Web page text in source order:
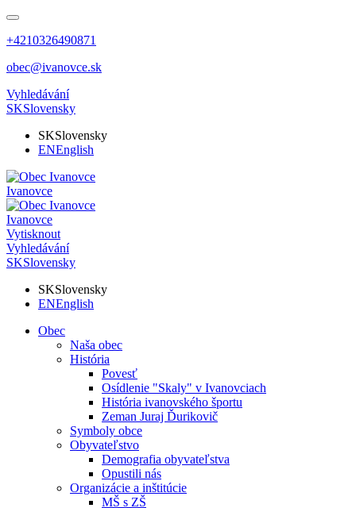
+4210326490871
obec@ivanovce.sk
Vyhledávání
SKSlovensky
SKSlovensky
ENEnglish
Ivanovce
Ivanovce
Vytisknout
Vyhledávání
SKSlovensky
SKSlovensky
ENEnglish
Obec
Naša obec
História
Povesť
Osídlenie "Skaly" v Ivanovciach
História ivanovského športu
Zeman Juraj Ďurikovič
Symboly obce
Obyvateľstvo
Demografia obyvateľstva
Opustili nás
Organizácie a inštitúcie
MŠ s ZŠ